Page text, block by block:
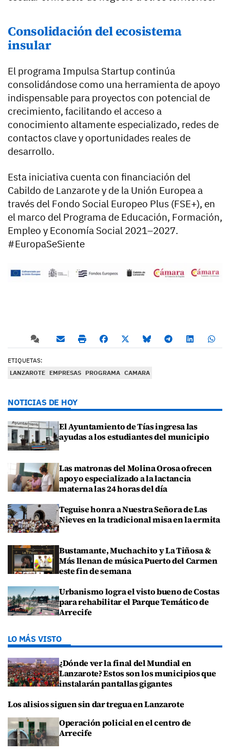
Consolidación del ecosistema
insular
El programa Impulsa Startup continúa
consolidándose como una herramienta de apoyo
indispensable para proyectos con potencial de
crecimiento, facilitando el acceso a
conocimiento altamente especializado, redes de
contactos clave y oportunidades reales de
desarrollo.
Esta iniciativa cuenta con financiación del
Cabildo de Lanzarote y de la Unión Europea a
través del Fondo Social Europeo Plus (FSE+), en
el marco del Programa de Educación, Formación,
Empleo y Economía Social 2021–2027.
#EuropaSeSiente
ETIQUETAS:
LANZAROTE EMPRESAS PROGRAMA CAMARA
NOTICIAS DE HOY
El Ayuntamiento de Tías ingresa las
ayudas a los estudiantes del municipio
Las matronas del Molina Orosa ofrecen
apoyo especializado a la lactancia
materna las 24 horas del día
Teguise honra a Nuestra Señora de Las
Nieves en la tradicional misa en la ermita
Bustamante, Muchachito y La Tiñosa &
Más llenan de música Puerto del Carmen
este fin de semana
Urbanismo logra el visto bueno de Costas
para rehabilitar el Parque Temático de
Arrecife
LO MÁS VISTO
¿Dónde ver la final del Mundial en
Lanzarote? Estos son los municipios que
instalarán pantallas gigantes
Los alisios siguen sin dar tregua en Lanzarote
Operación policial en el centro de
Arrecife